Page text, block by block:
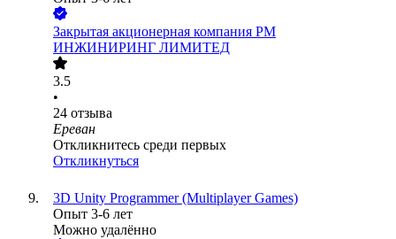
Закрытая акционерная компания РМ
ИНЖИНИРИНГ ЛИМИТЕД
3.5
•
24 отзыва
Ереван
Откликнитесь среди первых
Откликнуться
3D Unity Programmer (Multiplayer Games)
Опыт 3-6 лет
Можно удалённо